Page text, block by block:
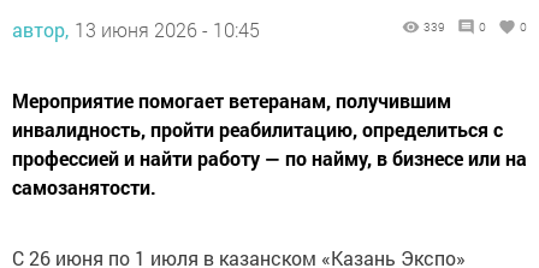
автор, 13 июня 2026 - 10:45 339 0 0
Мероприятие помогает ветеранам, получившим
инвалидность, пройти реабилитацию, определиться с
профессией и найти работу — по найму, в бизнесе или на
самозанятости.
С 26 июня по 1 июля в казанском «Казань Экспо»